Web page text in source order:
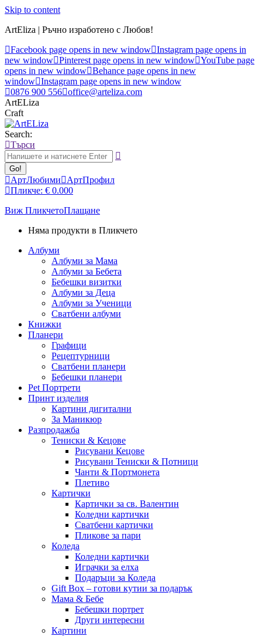
Skip to content
ArtEliza | Ръчно изработено с Любов!
Facebook page opens in new window Instagram page opens in
new window Pinterest page opens in new window YouTube page
opens in new window Behance page opens in new
window Instagram page opens in new window
0876 900 556 office@arteliza.com
ArtELiza
Craft
Search:
Търси
АртЛюбими
АртПрофил
Пликче: € 0.000
Виж ПликчетоПлащане
Няма продукти в Пликчето
Албуми
Албуми за Мама
Албуми за Бебета
Бебешки визитки
Албуми за Деца
Албуми за Ученици
Сватбени албуми
Книжки
Планери
Графици
Рецептурници
Сватбени планери
Бебешки планери
Pet Портрети
Принт изделия
Картини дигитални
За Маникюр
Разпродажба
Тениски & Кецове
Рисувани Кецове
Рисувани Тениски & Потници
Чанти & Портмонета
Плетиво
Картички
Картички за св. Валентин
Коледни картички
Сватбени картички
Пликове за пари
Коледа
Коледни картички
Играчки за елха
Подаръци за Коледа
Gift Box – готови кутии за подарък
Мама & Бебе
Бебешки портрет
Други интересни
Картини